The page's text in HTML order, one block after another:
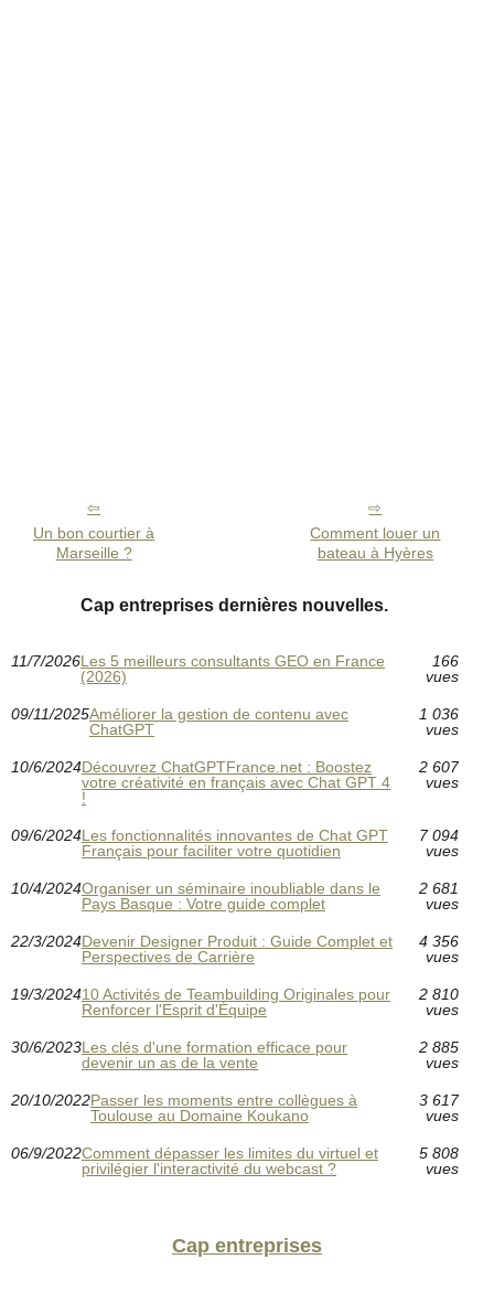
Un bon courtier à
Marseille ?
Comment louer un
bateau à Hyères
Cap entreprises dernières nouvelles.
11/7/2026Les 5 meilleurs consultants GEO en France
(2026)
166
vues
09/11/2025Améliorer la gestion de contenu avec
ChatGPT
1 036
vues
10/6/2024Découvrez ChatGPTFrance.net : Boostez
votre créativité en français avec Chat GPT 4
!
2 607
vues
09/6/2024Les fonctionnalités innovantes de Chat GPT
Français pour faciliter votre quotidien
7 094
vues
10/4/2024Organiser un séminaire inoubliable dans le
Pays Basque : Votre guide complet
2 681
vues
22/3/2024Devenir Designer Produit : Guide Complet et
Perspectives de Carrière
4 356
vues
19/3/202410 Activités de Teambuilding Originales pour
Renforcer l'Esprit d'Équipe
2 810
vues
30/6/2023Les clés d'une formation efficace pour
devenir un as de la vente
2 885
vues
20/10/2022Passer les moments entre collègues à
Toulouse au Domaine Koukano
3 617
vues
06/9/2022Comment dépasser les limites du virtuel et
privilégier l'interactivité du webcast ?
5 808
vues
Cap entreprises